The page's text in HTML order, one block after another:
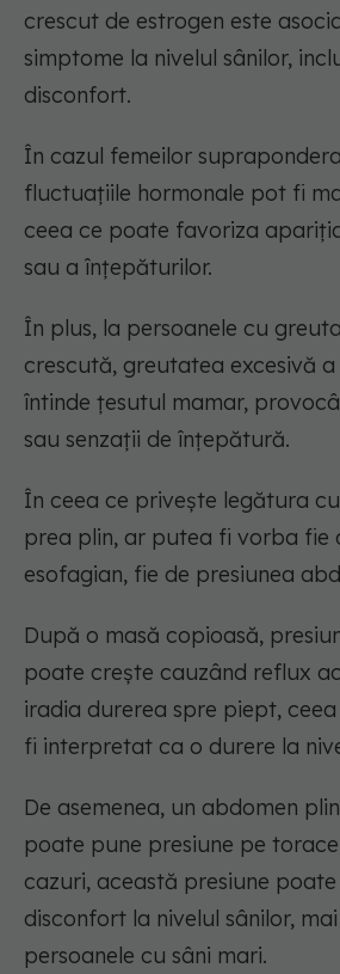
crescut de estrogen este
simptome la nivelul sânilor,
disconfort.
În cazul femeilor
fluctuațiile hormonale pot fi
ceea ce poate favoriza
sau a înțepăturilor.
În plus, la persoanele cu
crescută, greutatea excesivă
întinde țesutul mamar,
sau senzații de înțepătură.
În ceea ce privește legătura
prea plin, ar putea fi vorba fie
esofagian, fie de presiunea
După o masă copioasă,
poate crește cauzând reflux
iradia durerea spre piept,
fi interpretat ca o durere la
De asemenea, un abdomen
poate pune presiune pe
cazuri, această presiune
disconfort la nivelul sânilor,
persoanele cu sâni mari.